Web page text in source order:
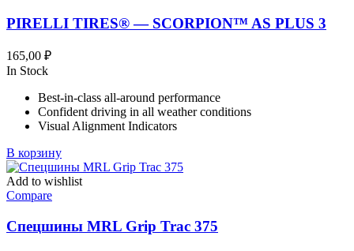
PIRELLI TIRES® — SCORPION™ AS PLUS 3
165,00 ₽
In Stock
Best-in-class all-around performance
Confident driving in all weather conditions
Visual Alignment Indicators
В корзину
Add to wishlist
Compare
Спецшины MRL Grip Trac 375